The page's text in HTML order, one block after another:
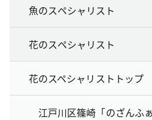
魚のスペシャリスト
花のスペシャリスト
花のスペシャリストトップ
江戸川区篠崎「のざんふ